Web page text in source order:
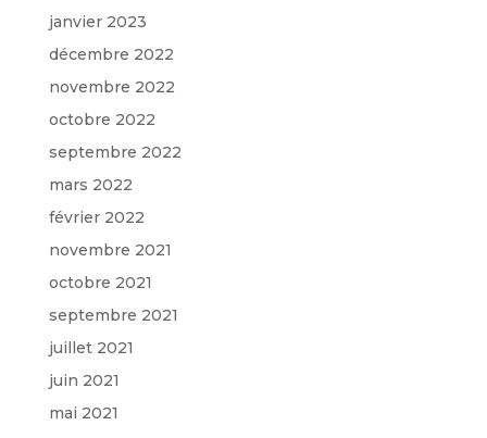
janvier 2023
décembre 2022
novembre 2022
octobre 2022
septembre 2022
mars 2022
février 2022
novembre 2021
octobre 2021
septembre 2021
juillet 2021
juin 2021
mai 2021